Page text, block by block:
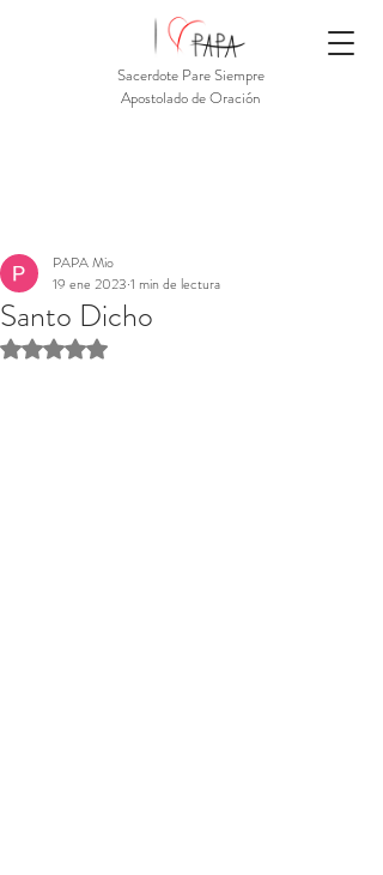
Sacerdote Pare Siempre
Apostolado de Oración
Santo Dicho
PAPA Mio
19 ene 2023 1 min de lectura
Obtuvo NaN de 5 estrellas.